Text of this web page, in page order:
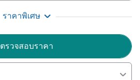
ราคาพิเศษ
ตรวจสอบราคา